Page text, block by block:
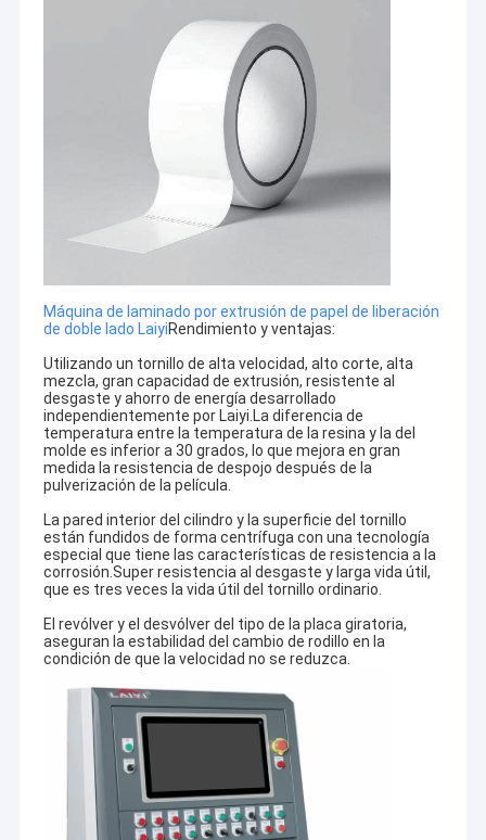
Hogar
Productos
Sobre nosotros
Máquina de laminado por extrusión de papel de liberación
de doble lado LaiyiRendimiento y ventajas:
Utilizando un tornillo de alta velocidad, alto corte, alta
mezcla, gran capacidad de extrusión, resistente al
desgaste y ahorro de energía desarrollado
independientemente por Laiyi.La diferencia de
temperatura entre la temperatura de la resina y la del
molde es inferior a 30 grados, lo que mejora en gran
medida la resistencia de despojo después de la
pulverización de la película.
La pared interior del cilindro y la superficie del tornillo
están fundidos de forma centrífuga con una tecnología
especial que tiene las características de resistencia a la
corrosión.Super resistencia al desgaste y larga vida útil,
que es tres veces la vida útil del tornillo ordinario.
El revólver y el desvólver del tipo de la placa giratoria,
aseguran la estabilidad del cambio de rodillo en la
condición de que la velocidad no se reduzca.
Jiangsu Laiyi Packing Machinery Co.,Ltd fue fundada en
2007 y se trasladó al distrito de Jintan en 2015. La nueva
fábrica, con una escala ampliada y tecnología avanzada,
ha mejorado su influencia de marca y se ha convertido en